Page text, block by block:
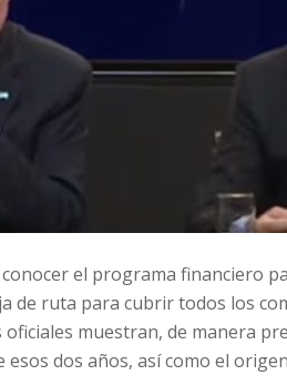
el programa financiero
de ruta para cubrir todos los
muestran, de manera
dos años, así como el